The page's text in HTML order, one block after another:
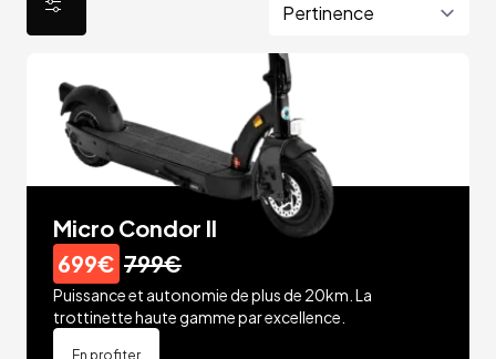
Micro Condor II
699€ 799€
Puissance et autonomie de plus de 20km. La
trottinette haute gamme par excellence.
En profiter